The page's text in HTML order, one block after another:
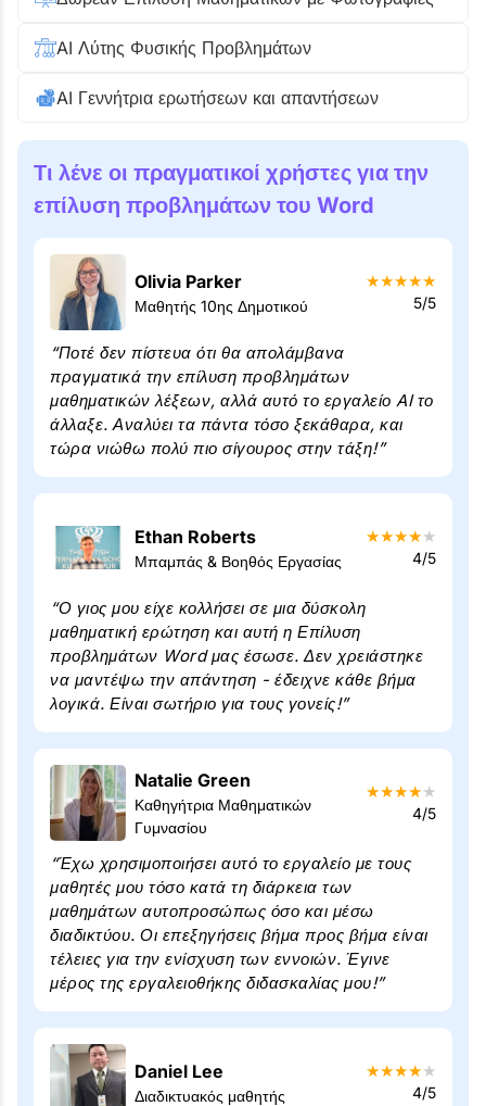
AI Λύτης Φυσικής Προβλημάτων
AI Γεννήτρια ερωτήσεων και απαντήσεων
Τι λένε οι πραγματικοί χρήστες για την
επίλυση προβλημάτων του Word
Olivia Parker
Μαθητής 10ης Δημοτικού
★★★★★
5/5
“Ποτέ δεν πίστευα ότι θα απολάμβανα
πραγματικά την επίλυση προβλημάτων
μαθηματικών λέξεων, αλλά αυτό το εργαλείο AI το
άλλαξε. Αναλύει τα πάντα τόσο ξεκάθαρα, και
τώρα νιώθω πολύ πιο σίγουρος στην τάξη!”
Ethan Roberts
Μπαμπάς & Βοηθός Εργασίας
★★★★★
4/5
“Ο γιος μου είχε κολλήσει σε μια δύσκολη
μαθηματική ερώτηση και αυτή η Επίλυση
προβλημάτων Word μας έσωσε. Δεν χρειάστηκε
να μαντέψω την απάντηση - έδειχνε κάθε βήμα
λογικά. Είναι σωτήριο για τους γονείς!”
Natalie Green
Καθηγήτρια Μαθηματικών
Γυμνασίου
★★★★★
4/5
“Έχω χρησιμοποιήσει αυτό το εργαλείο με τους
μαθητές μου τόσο κατά τη διάρκεια των
μαθημάτων αυτοπροσώπως όσο και μέσω
διαδικτύου. Οι επεξηγήσεις βήμα προς βήμα είναι
τέλειες για την ενίσχυση των εννοιών. Έγινε
μέρος της εργαλειοθήκης διδασκαλίας μου!”
Daniel Lee
Διαδικτυακός μαθητής
★★★★★
4/5